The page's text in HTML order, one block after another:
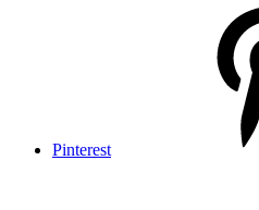
Pinterest